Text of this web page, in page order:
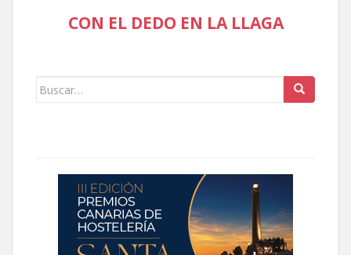
CON EL DEDO EN LA LLAGA
Buscar: